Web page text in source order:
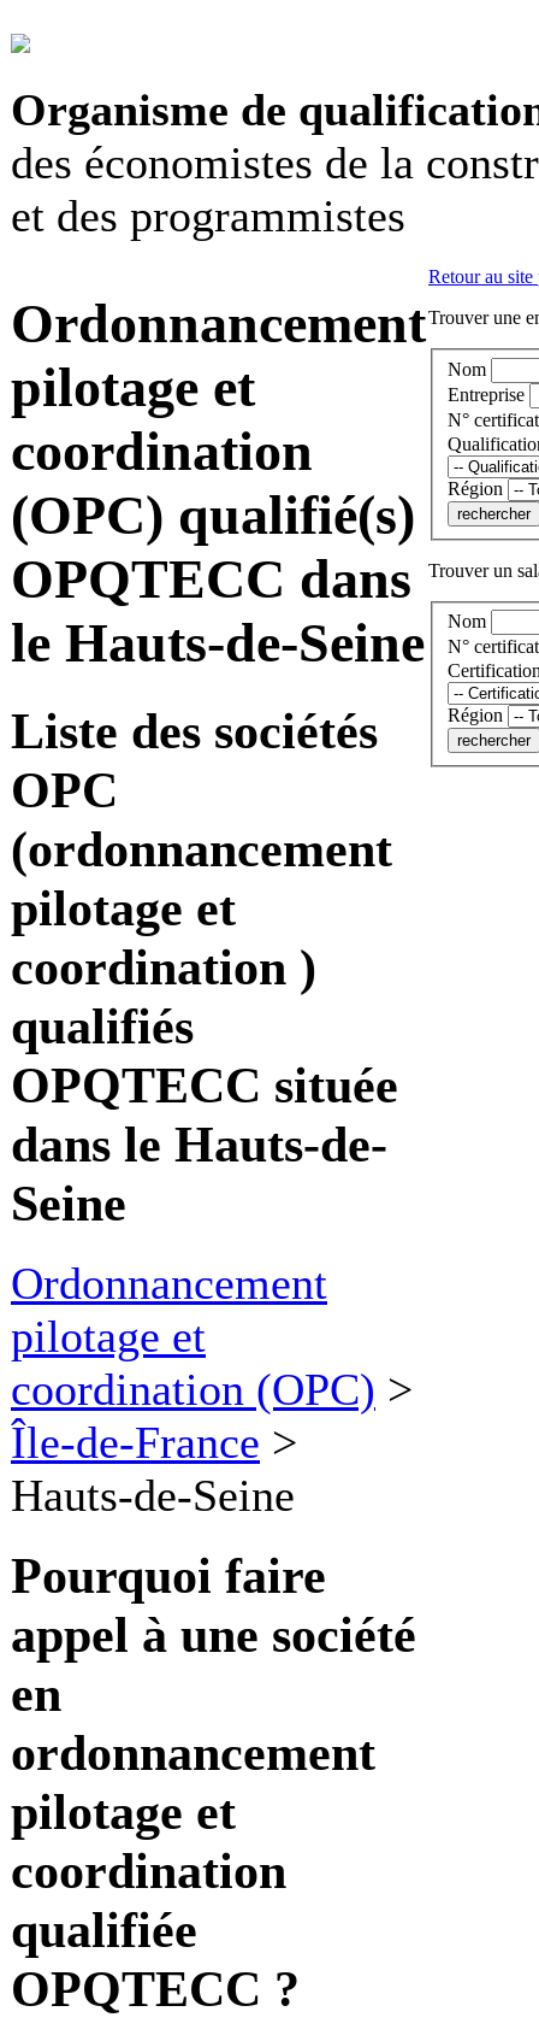
Organisme de
des économistes de la
et des programmistes
Ordonnancement
pilotage et
coordination
(OPC) qualifié(s)
OPQTECC dans
le Hauts-de-Seine
Liste des sociétés
OPC
(ordonnancement
pilotage et
coordination )
qualifiés
OPQTECC située
dans le Hauts-de-
Seine
Ordonnancement
pilotage et
coordination (OPC) >
Île-de-France >
Hauts-de-Seine
Pourquoi faire
appel à une société
en
ordonnancement
pilotage et
coordination
qualifiée
OPQTECC ?
Retour au
Trouver une
Nom
Entreprise
N° certificat
Région
Trouver un
Nom
N° certificat
Région